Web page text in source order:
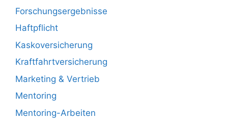
Forschungsergebnisse
Haftpflicht
Kaskoversicherung
Kraftfahrtversicherung
Marketing & Vertrieb
Mentoring
Mentoring-Arbeiten